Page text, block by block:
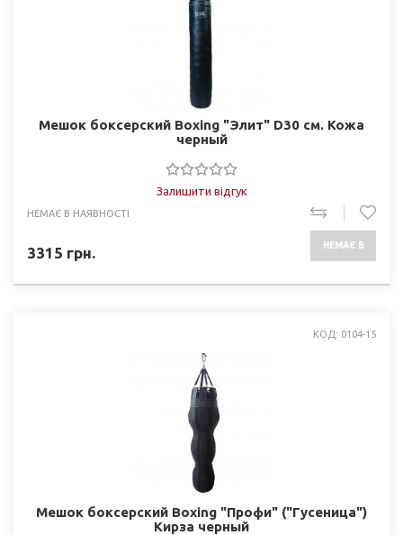
Мешок боксерский Boxing "Элит" D30 см. Кожа
черный
Залишити відгук
НЕМАЄ В НАЯВНОСТІ
3315 грн. НЕМАЄ В
КОД: 0104-15
Мешок боксерский Boxing "Профи" ("Гусеница")
Кирза черный